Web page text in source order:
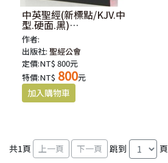
中英聖經(新標點/KJV.中
型.硬面.黑)
KJV/CUNP63ADI
作者:
出版社:聖經公會
定價:NT$ 800元
特價:NT$ 800元
共1頁 跳到 頁